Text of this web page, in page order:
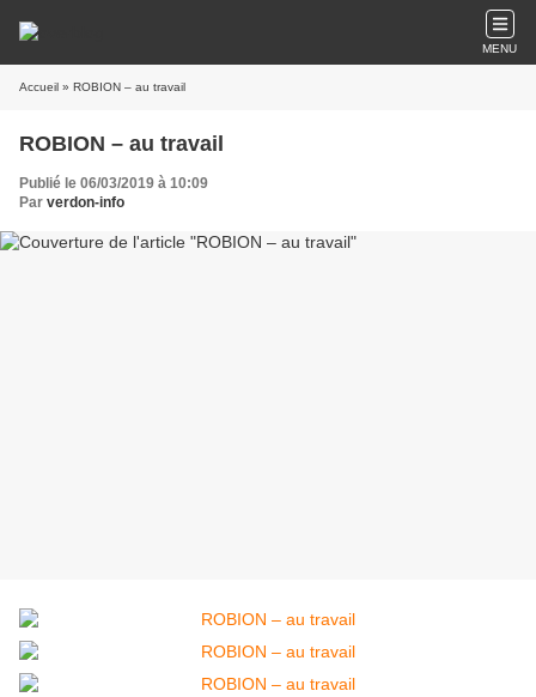
MENU
Accueil » ROBION – au travail
ROBION – au travail
Publié le 06/03/2019 à 10:09
Par verdon-info